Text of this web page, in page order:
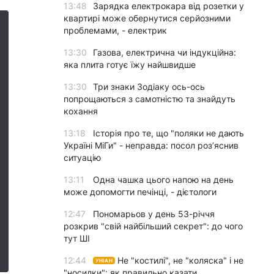
13:48
Зарядка електрокара від розетки у
квартирі може обернутися серйозними
проблемами, - електрик
13:30
Газова, електрична чи індукційна:
яка плита готує їжу найшвидше
13:30
Три знаки Зодіаку ось-ось
попрощаються з самотністю та знайдуть
кохання
13:18
Історія про те, що "поляки не дають
Україні МіГи" - неправда: посол роз’яснив
ситуацію
13:11
Одна чашка цього напою на день
може допомогти печінці, - дієтологи
12:47
Пономарьов у день 53-річчя
розкрив "свій найбільший секрет": до чого
тут ШІ
12:44 УНІАН
Не "костилі", не "коляска" і не